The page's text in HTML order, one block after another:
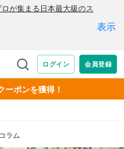
ーポンを獲得！
コラム